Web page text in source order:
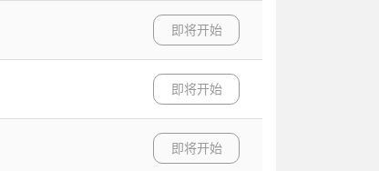
即将开始
即将开始
即将开始